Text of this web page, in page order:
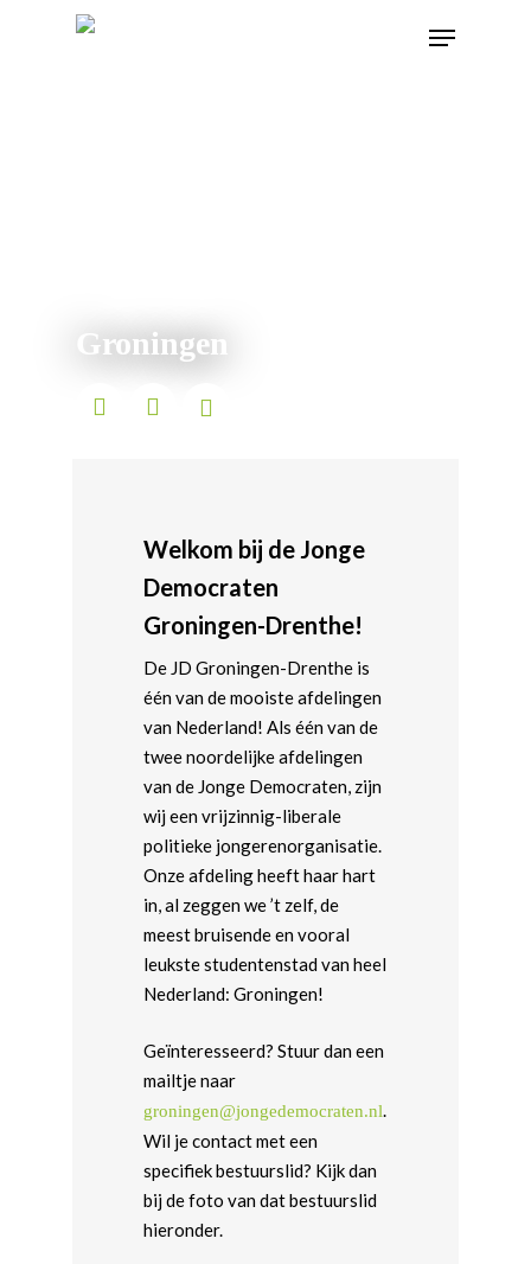
Groningen
Welkom bij de Jonge
Democraten
Groningen-Drenthe!
De JD Groningen-Drenthe is
één van de mooiste afdelingen
van Nederland! Als één van de
twee noordelijke afdelingen
van de Jonge Democraten, zijn
wij een vrijzinnig-liberale
politieke jongerenorganisatie.
Onze afdeling heeft haar hart
in, al zeggen we ’t zelf, de
meest bruisende en vooral
leukste studentenstad van heel
Nederland: Groningen!
Geïnteresseerd? Stuur dan een
mailtje naar
groningen@jongedemocraten.nl
Wil je contact met een
specifiek bestuurslid? Kijk dan
bij de foto van dat bestuurslid
hieronder.